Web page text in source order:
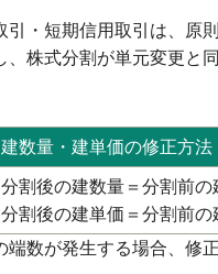
引・短期信用取引は、原
、株式分割が単元変更と
建数量・建単価の修正方法
分割後の建数量＝分割前
分割後の建単価＝分割前
端数が発生する場合、修